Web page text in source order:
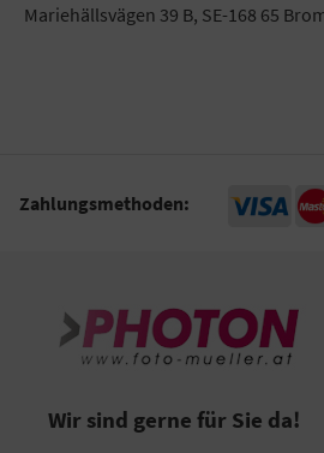
Mariehällsvägen 39 B, SE-168 65
Zahlungsmethoden:
Wir sind gerne für Sie da!